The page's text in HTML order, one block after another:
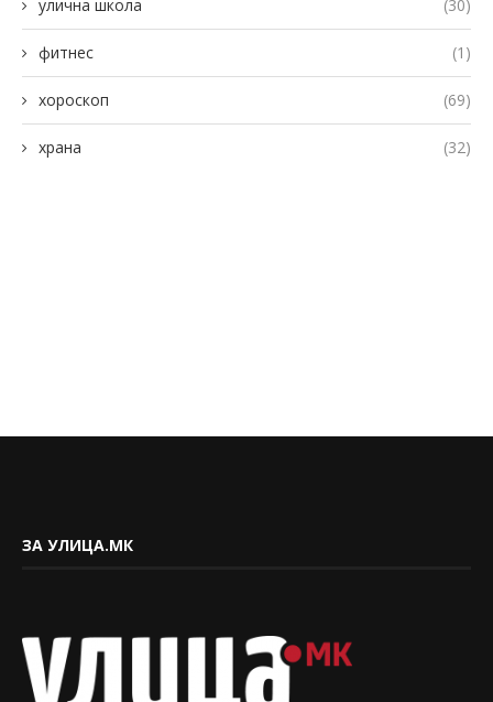
улична школа (30)
фитнес (1)
хороскоп (69)
храна (32)
ЗА УЛИЦА.МК